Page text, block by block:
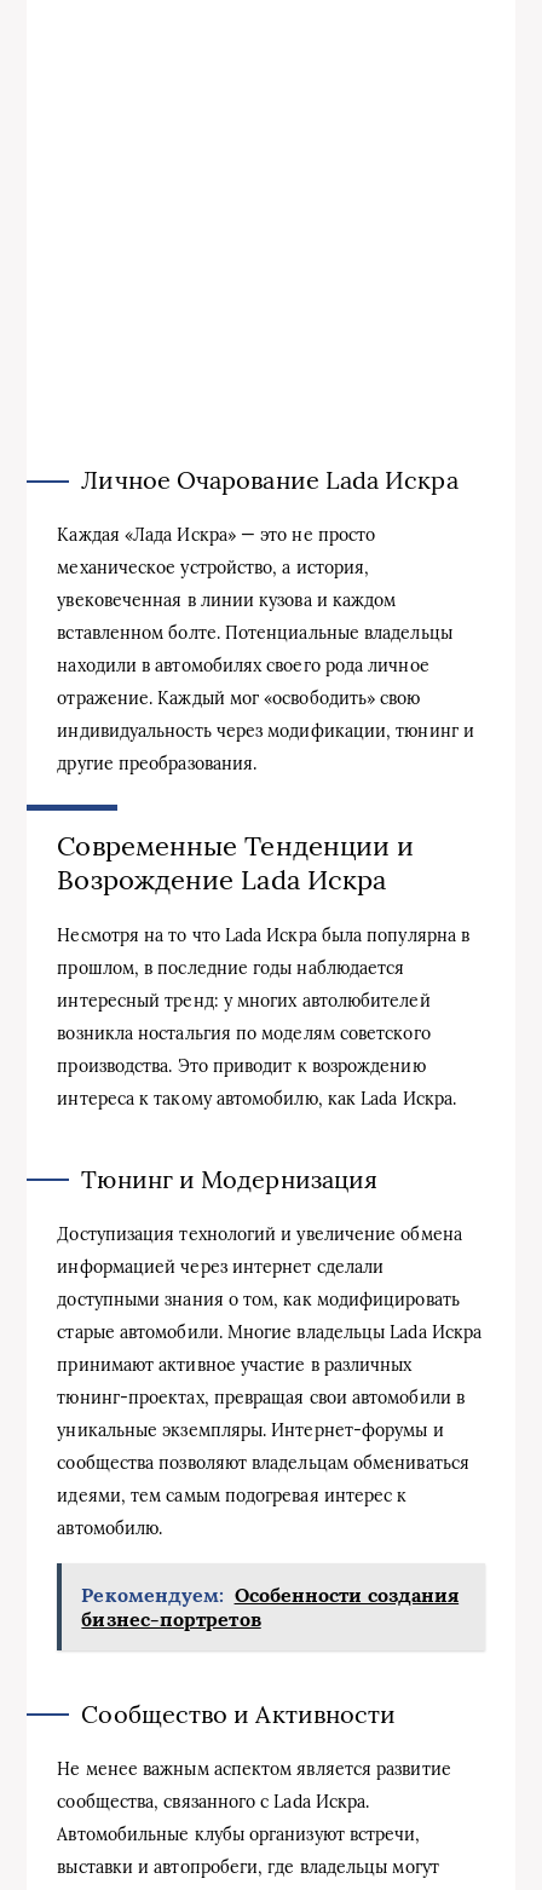
Личное Очарование Lada Искра
Каждая «Лада Искра» — это не просто
механическое устройство, а история,
увековеченная в линии кузова и каждом
вставленном болте. Потенциальные владельцы
находили в автомобилях своего рода личное
отражение. Каждый мог «освободить» свою
индивидуальность через модификации, тюнинг и
другие преобразования.
Современные Тенденции и
Возрождение Lada Искра
Несмотря на то что Lada Искра была популярна в
прошлом, в последние годы наблюдается
интересный тренд: у многих автолюбителей
возникла ностальгия по моделям советского
производства. Это приводит к возрождению
интереса к такому автомобилю, как Lada Искра.
Тюнинг и Модернизация
Доступизация технологий и увеличение обмена
информацией через интернет сделали
доступными знания о том, как модифицировать
старые автомобили. Многие владельцы Lada Искра
принимают активное участие в различных
тюнинг-проектах, превращая свои автомобили в
уникальные экземпляры. Интернет-форумы и
сообщества позволяют владельцам обмениваться
идеями, тем самым подогревая интерес к
автомобилю.
Рекомендуем: Особенности создания
бизнес-портретов
Сообщество и Активности
Не менее важным аспектом является развитие
сообщества, связанного с Lada Искра.
Автомобильные клубы организуют встречи,
выставки и автопробеги, где владельцы могут